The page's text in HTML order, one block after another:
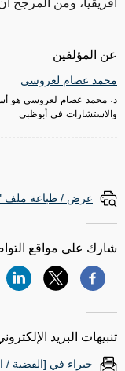
عن المؤلفين
محمد عصام لعروسي
د. محمد عصام لعروسي هو
والاستشارات في أبوظبي.
أفريقيا، ومن المرجح أن
عرض / طباعة ملف
شارك على مواقع
تنبيهات البريد
خبراء في [القضية /